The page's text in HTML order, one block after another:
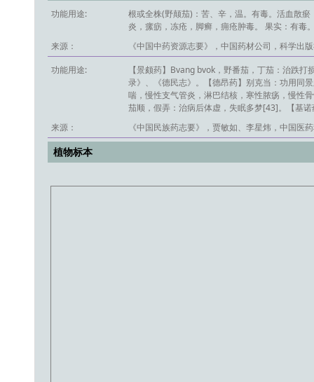
功能用途:
根或全株(野颠茄)：苦、辛，温。有毒。活血散
炎，瘰疬，冻疮，脚癣，痈疮肿毒。 果实：有毒
来源：
《中国中药资源志要》，中国药材公司，科学出
功能用途:
【景颇药】Bvang bvok，野番茄，丁茄：治跌
录》、《德民志》。【德昂药】别克当：功用同
喘，慢性支气管炎，淋巴结核，寒性脓疡，慢性
茄顺，假弄：治病后体虚，失眠多梦[43]。【基
来源：
《中国民族药志要》，贾敏如、李星炜，中国医
植物标本